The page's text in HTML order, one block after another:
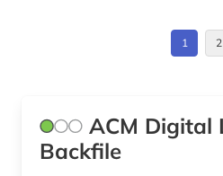
gebrauchsmuster (1)
1 2
ACM Digital
Backfile